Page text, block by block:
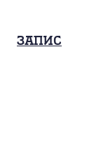
Запис